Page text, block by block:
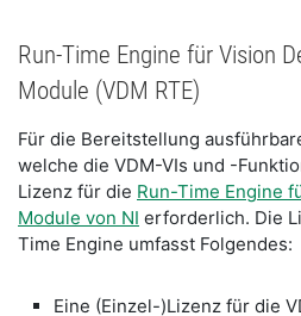
Run-Time Engine für Vision
Module (VDM RTE)
Für die Bereitstellung
welche die VDM-VIs und -
Lizenz für die Run-Time Engine
Module von NI erforderlich. Die
Time Engine umfasst Folgendes:
Eine (Einzel-)Lizenz für die